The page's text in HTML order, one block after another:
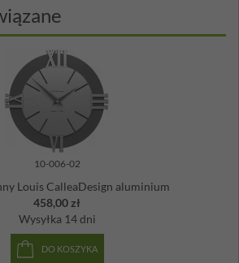
montażowy.
drzewne, wskazówki metalowe
AA (w zestawie)
w zestawie
we Włoszech
10-006-02
Louis CalleaDesign aluminium
458,00 zł
Wysyłka 14 dni
DO KOSZYKA